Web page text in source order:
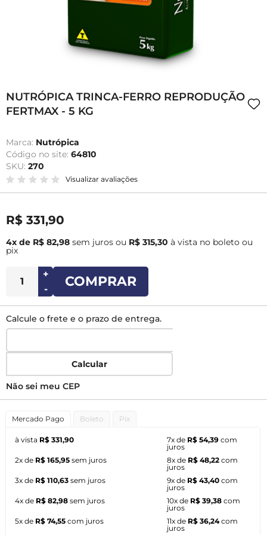
NUTRÓPICA TRINCA-FERRO REPRODUÇÃO
FERTMAX - 5 KG
Marca: Nutrópica
Código no site: 64810
SKU: 270
Visualizar avaliações
R$ 331,90
4x de R$ 82,98 sem juros ou R$ 315,30 à vista no boleto ou
pix
+
-
COMPRAR
Calcule o frete e o prazo de entrega.
Calcular
Não sei meu CEP
Mercado Pago Boleto Pix
à vista R$ 331,90
2x de R$ 165,95 sem juros
3x de R$ 110,63 sem juros
4x de R$ 82,98 sem juros
5x de R$ 74,55 com juros
7x de R$ 54,39 com
juros
8x de R$ 48,22 com
juros
9x de R$ 43,40 com
juros
10x de R$ 39,38 com
juros
11x de R$ 36,24com
juros